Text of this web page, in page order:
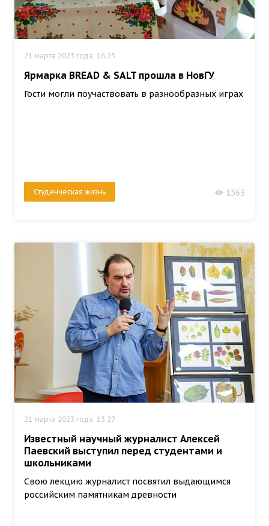
21 марта 2023 года, 16:25
Ярмарка BREAD & SALT прошла в НовГУ
Гости могли поучаствовать в разнообразных играх
Студенческая жизнь 1563
21 марта 2023 года, 13:27
Известный научный журналист Алексей
Паевский выступил перед студентами и
школьниками
Свою лекцию журналист посвятил выдающимся
российским памятникам древности